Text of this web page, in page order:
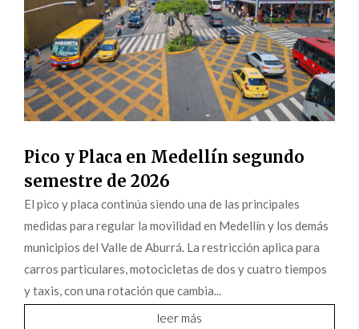
Pico y Placa en Medellín segundo
semestre de 2026
El pico y placa continúa siendo una de las principales
medidas para regular la movilidad en Medellín y los demás
municipios del Valle de Aburrá. La restricción aplica para
carros particulares, motocicletas de dos y cuatro tiempos
y taxis, con una rotación que cambia...
leer más